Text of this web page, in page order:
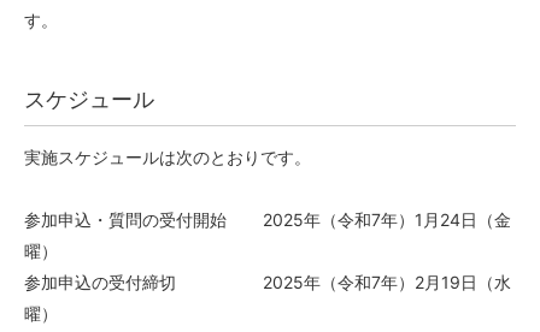
す。
スケジュール
実施スケジュールは次のとおりです。
参加申込・質問の受付開始 2025年（令和7年）1月24日（金
曜）
参加申込の受付締切 2025年（令和7年）2月19日（水
曜）